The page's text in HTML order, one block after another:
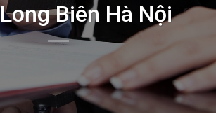
Biên Hà Nội